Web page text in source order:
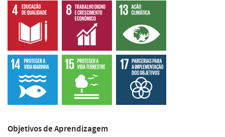
Objetivos de Aprendizagem